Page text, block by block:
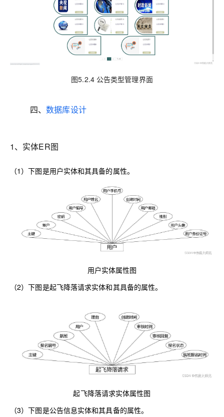
图5.2.4 公告类型管理界面
四、数据库设计
1、 实体ER图
（1）下图是用户实体和其具备的属性。
用户实体属性图
（2）下图是起飞降落请求实体和其具备的属性。
起飞降落请求实体属性图
（3）下图是公告信息实体和其具备的属性。